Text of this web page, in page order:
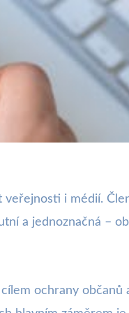
i médií.
a jednoznačná –
ochrany občanů